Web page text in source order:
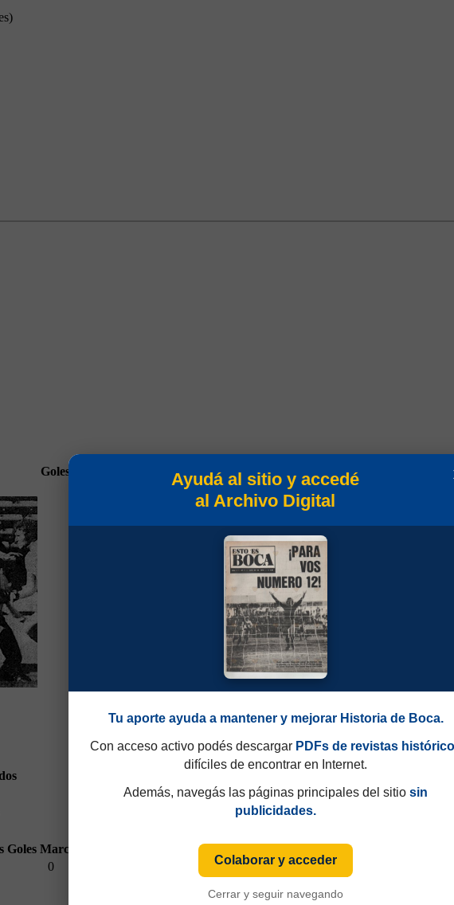
Goles
Goles Marcados
0
Ayudá al sitio y accedé
al Archivo Digital
Tu aporte ayuda a mantener y mejorar Historia de Boca.
Con acceso activo podés descargar PDFs de revistas
difíciles de encontrar en Internet.
Además, navegás las páginas principales del sitio sin
publicidades.
Colaborar y acceder
Cerrar y seguir navegando